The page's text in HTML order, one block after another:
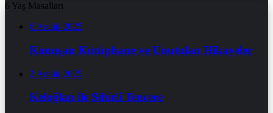
6 Yaş Masalları
6 Aralık 2025
Konuşan Kütüphane ve Unutulan Hikayeler
2 Aralık 2025
Keloğlan ile Sihirli Tencere